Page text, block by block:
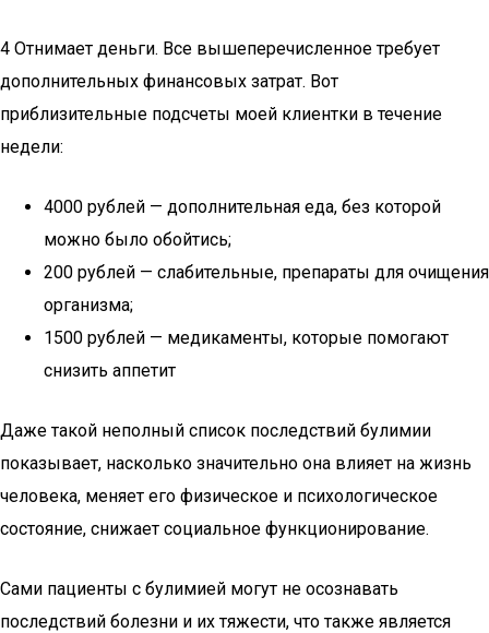
4 Отнимает деньги. Все вышеперечисленное требует
дополнительных финансовых затрат. Вот
приблизительные подсчеты моей клиентки в течение
недели:
4000 рублей — дополнительная еда, без которой
можно было обойтись;
200 рублей — слабительные, препараты для очищения
организма;
1500 рублей — медикаменты, которые помогают
снизить аппетит
Даже такой неполный список последствий булимии
показывает, насколько значительно она влияет на жизнь
человека, меняет его физическое и психологическое
состояние, снижает социальное функционирование.
Сами пациенты с булимией могут не осознавать
последствий болезни и их тяжести, что также является